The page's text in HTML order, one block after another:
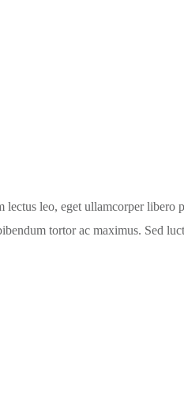
leo, eget ullamcorper libero
tortor ac maximus. Sed